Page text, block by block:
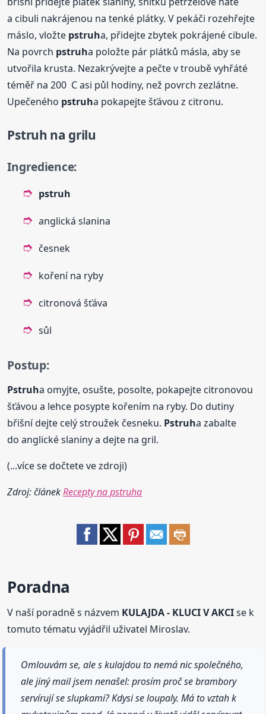
a cibuli nakrájenou na tenké plátky. V pekáči rozehřejte
máslo, vložte pstruha, přidejte zbytek pokrájené cibule.
Na povrch pstruha položte pár plátků másla, aby se
utvořila krusta. Nezakrývejte a pečte v troubě vyhřáté
téměř na 200 C asi půl hodiny, než povrch zezlátne.
Upečeného pstruha pokapejte šťávou z citronu.
Pstruh na grilu
Ingredience:
pstruh
anglická slanina
česnek
koření na ryby
citronová šťáva
sůl
Postup:
Pstruha omyjte, osušte, posolte, pokapejte citronovou
šťávou a lehce posypte kořením na ryby. Do dutiny
břišní dejte celý stroužek česneku. Pstruha zabalte
do anglické slaniny a dejte na gril.
(...více se dočtete ve zdroji)
Zdroj: článekRecepty na pstruha
Poradna
V naší poradně s názvem KULAJDA - KLUCI V AKCIse k
tomuto tématu vyjádřil uživatel Miroslav.
Omlouvám se, ale s kulajdou to nemá nic společného,
ale jiný mail jsem nenašel: prosím proč se brambory
servírují se slupkami? Kdysi se loupaly. Má to vztah k